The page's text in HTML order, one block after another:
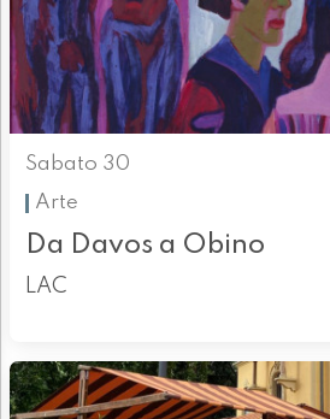
Sabato 30
Arte
Da Davos a Obino
LAC